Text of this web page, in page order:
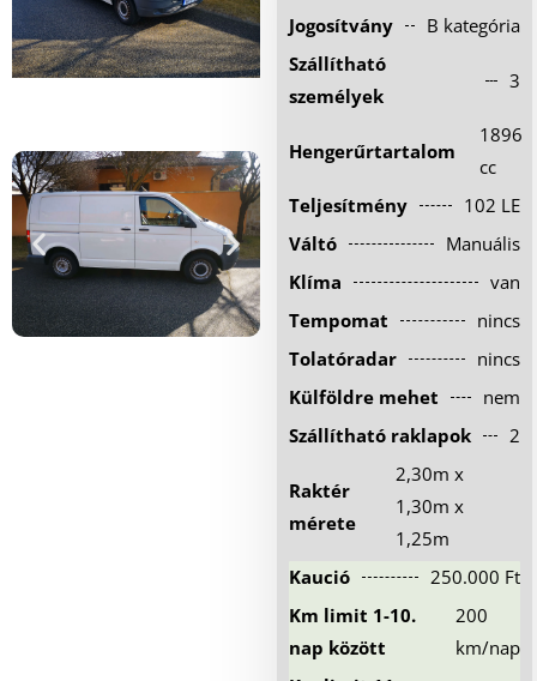
Kisbusz bérlés
Személyautó bérlés
Hűtőautó bérlés
Feltételek
Szolgáltatások
Gy.i.k.
Kapcsolat
Jogosítvány
B kategória
Szállítható
személyek
3
Hengerűrtartalom
1896
cc
Teljesítmény
102 LE
Váltó
Manuális
Klíma
van
Tempomat
nincs
Tolatóradar
nincs
Külföldre mehet
nem
Szállítható raklapok
2
Raktér
mérete
2,30m x
1,30m x
1,25m
Kaució
250.000 Ft
Km limit 1-10.
nap között
200
km/nap